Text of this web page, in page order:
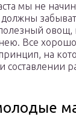
мы не
овощ,
Все
на
составлении